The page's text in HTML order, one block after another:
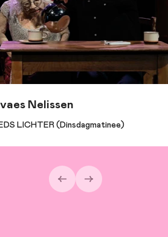
Nelissen
LICHTER (Dinsdagmatinee)